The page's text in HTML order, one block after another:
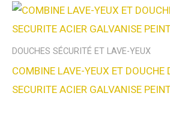
DOUCHES SÉCURITÉ ET LAVE-YEUX
COMBINE LAVE-YEUX ET DOUCHE
SECURITE ACIER GALVANISE